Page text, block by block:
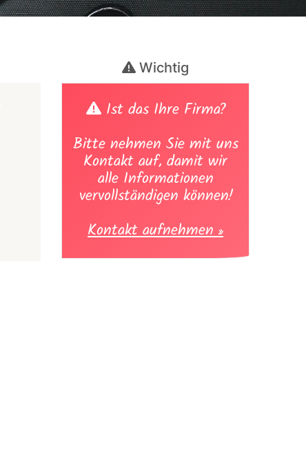
Wichtig
Ist das Ihre Firma?
Bitte nehmen Sie mit uns
Kontakt auf, damit wir
alle Informationen
vervollständigen können!
Kontakt aufnehmen »